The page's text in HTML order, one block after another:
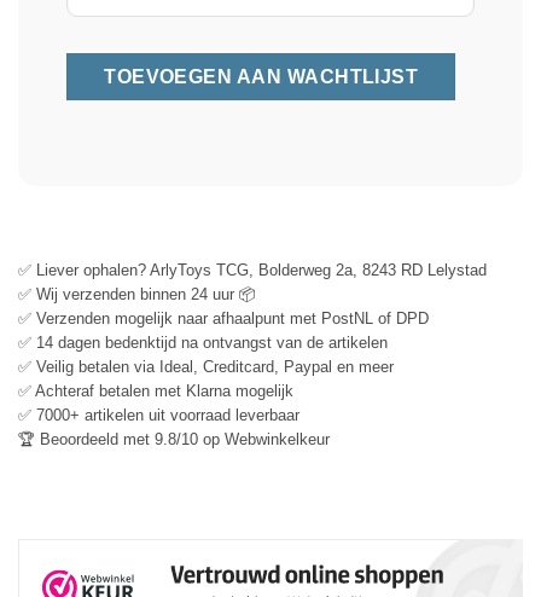
✅ Liever ophalen? ArlyToys TCG, Bolderweg 2a, 8243 RD Lelystad
✅ Wij verzenden binnen 24 uur 📦
✅ Verzenden mogelijk naar afhaalpunt met PostNL of DPD
✅ 14 dagen bedenktijd na ontvangst van de artikelen
✅ Veilig betalen via Ideal, Creditcard, Paypal en meer
✅ Achteraf betalen met Klarna mogelijk
✅ 7000+ artikelen uit voorraad leverbaar
🏆 Beoordeeld met 9.8/10 op Webwinkelkeur